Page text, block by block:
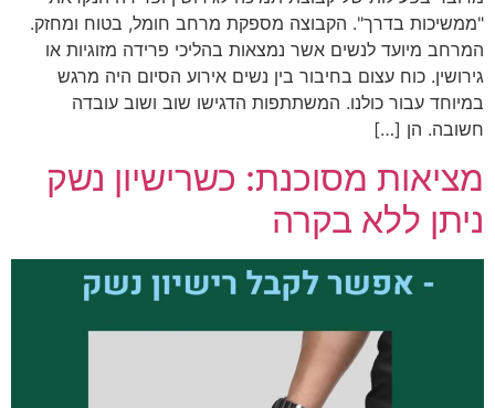
"ממשיכות בדרך". הקבוצה מספקת מרחב חומל, בטוח ומחזק.
המרחב מיועד לנשים אשר נמצאות בהליכי פרידה מזוגיות או
גירושין. כוח עצום בחיבור בין נשים אירוע הסיום היה מרגש
במיוחד עבור כולנו. המשתתפות הדגישו שוב ושוב עובדה
חשובה. הן […]
מציאות מסוכנת: כשרישיון נשק
ניתן ללא בקרה